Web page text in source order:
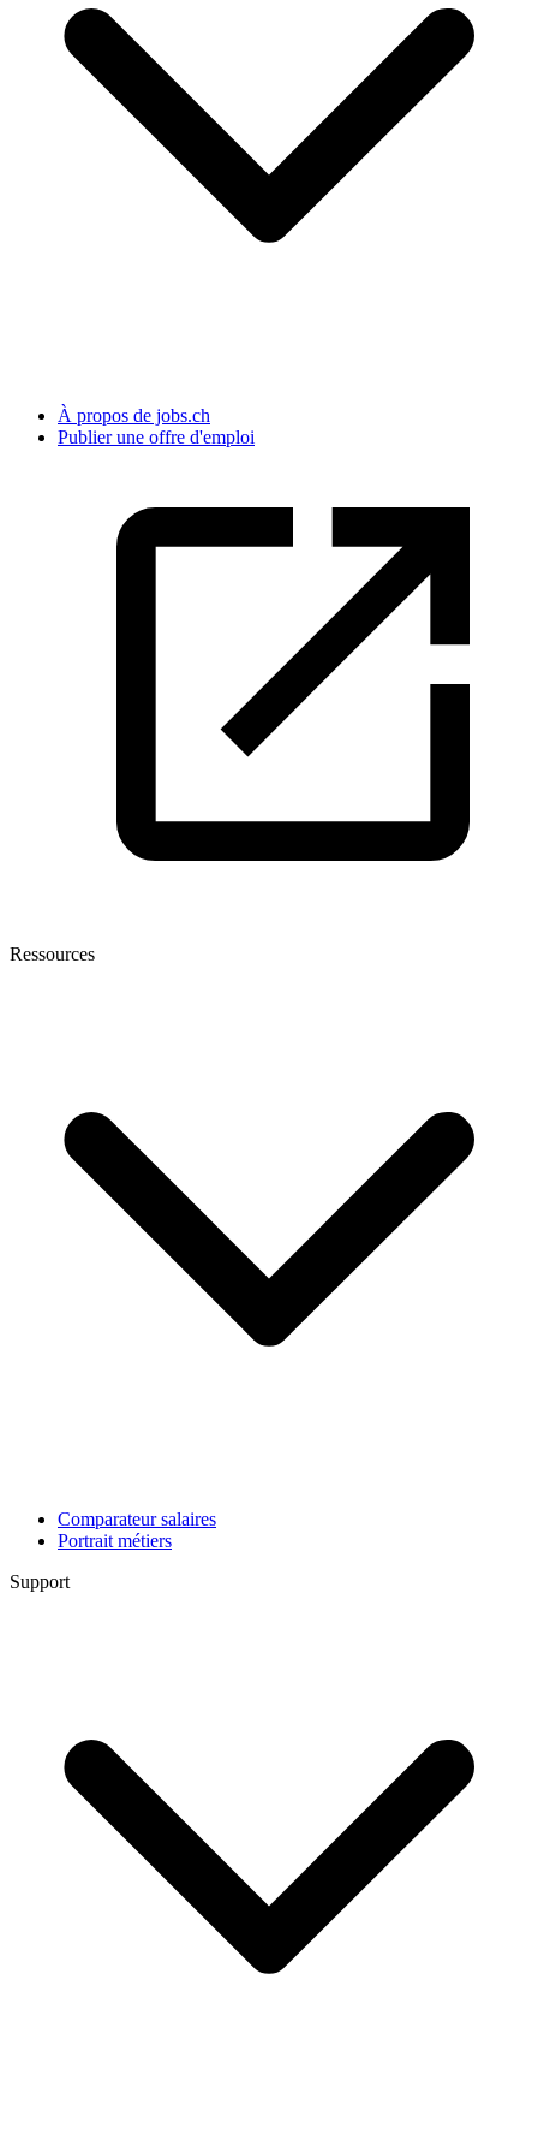
À propos de jobs.ch
Publier une offre d'emploi
Ressources
Comparateur salaires
Portrait métiers
Support